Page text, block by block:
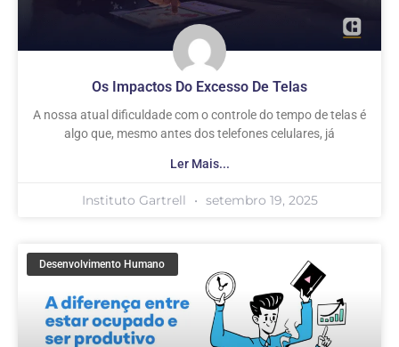
Os Impactos Do Excesso De Telas
A nossa atual dificuldade com o controle do tempo de telas é
algo que, mesmo antes dos telefones celulares, já
Ler Mais...
Instituto Gartrell setembro 19, 2025
Desenvolvimento Humano